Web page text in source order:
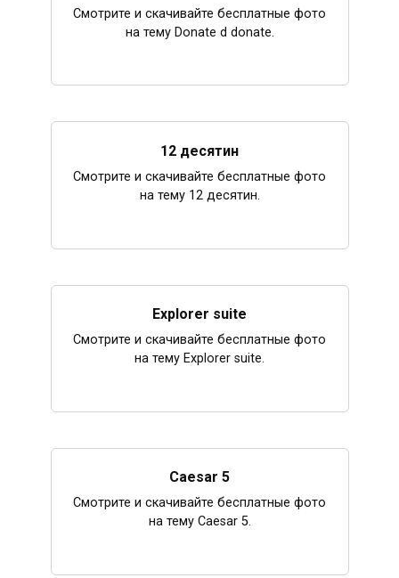
Смотрите и скачивайте бесплатные фото
на тему Donate d donate.
12 десятин
Смотрите и скачивайте бесплатные фото
на тему 12 десятин.
Explorer suite
Смотрите и скачивайте бесплатные фото
на тему Explorer suite.
Caesar 5
Смотрите и скачивайте бесплатные фото
на тему Caesar 5.